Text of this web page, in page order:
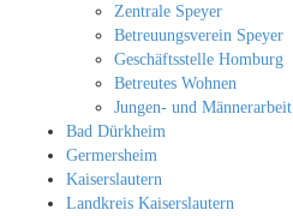
Zentrale Speyer
Betreuungsverein Speyer
Geschäftsstelle Homburg
Betreutes Wohnen
Jungen- und Männerarbeit
Bad Dürkheim
Germersheim
Kaiserslautern
Landkreis Kaiserslautern